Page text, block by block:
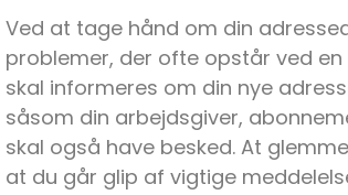
Ved at tage hånd om din
problemer, der ofte opstår ved en
skal informeres om din nye
såsom din arbejdsgiver,
skal også have besked. At
at du går glip af vigtige